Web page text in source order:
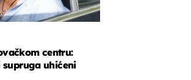
centru:
uhićeni